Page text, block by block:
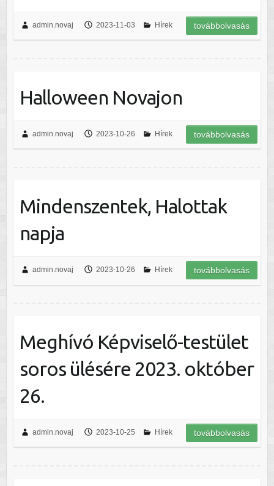
admin.novaj 2023-11-03 Hírek továbbolvasás
Halloween Novajon
admin.novaj 2023-10-26 Hírek továbbolvasás
Mindenszentek, Halottak
napja
admin.novaj 2023-10-26 Hírek továbbolvasás
Meghívó Képviselő-testület
soros ülésére 2023. október
26.
admin.novaj 2023-10-25 Hírek továbbolvasás